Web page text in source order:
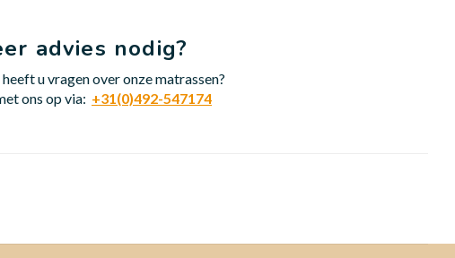
advies nodig?
u vragen over onze matrassen?
ons op via: +31(0)492-547174